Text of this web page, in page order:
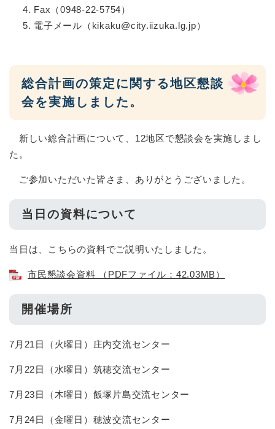
Fax（0948-22-5754）
電子メール（kikaku@city.iizuka.lg.jp）
総合計画の策定に関する地区懇談
会を実施しました。
新しい総合計画について、12地区で懇談会を実施しまし
た。
ご参加いただいた皆さま、ありがとうございました。
当日の資料について
当日は、こちらの資料でご説明いたしました。
市民懇談会資料 （PDFファイル：42.03MB）
​開催場所
7月21日（火曜日）庄内交流センター
7月22日（水曜日）筑穂交流センター
7月23日（木曜日）飯塚片島交流センター
7月24日（金曜日）穂波交流センター